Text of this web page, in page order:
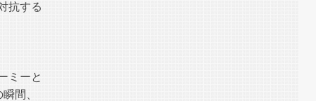
抗する
ミーと
間、